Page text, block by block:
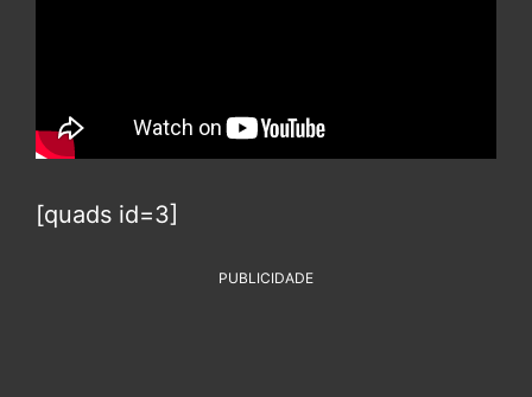
[quads id=3]
PUBLICIDADE